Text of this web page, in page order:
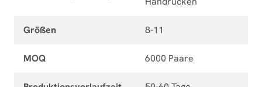
Größen 8-11
MOQ 6000 Paare